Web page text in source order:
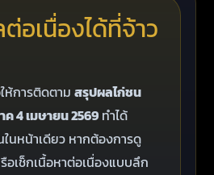
อเนื่องได้ที่จ้าว
ห้การติดตาม สรุปผลไก่ชน
4 เมษายน 2569 ทำได้
นหน้าเดียว หากต้องการดู
เช็กเนื้อหาต่อเนื่องแบบลึก